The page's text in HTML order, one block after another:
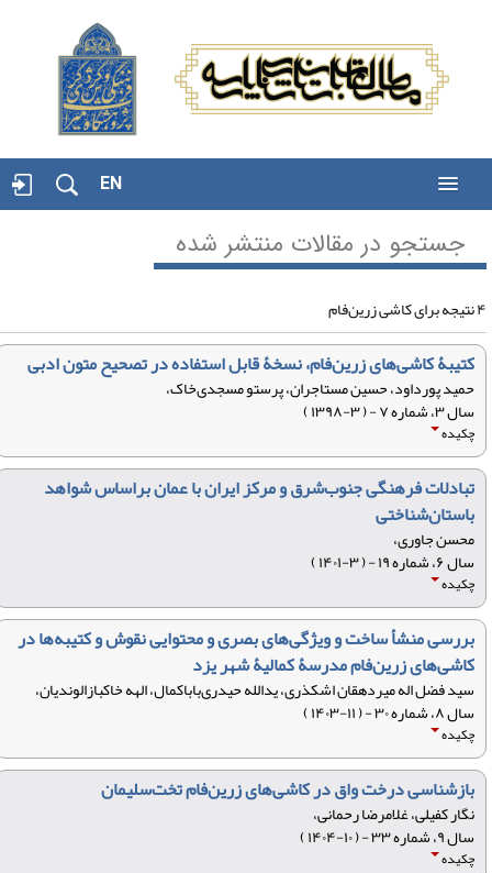
EN
جستجو در مقالات منتشر شده
کتیبۀ کاشی‌های زرین‌فام، نسخۀ‌ قابل استفاده در تصحیح متون ادبی
حمید پورداود، حسین مستاجران، پرستو مسجدی‌خاک،
سال ۳، شماره ۷ - ( ۳-۱۳۹۸ )
چکیده
تبادلات فرهنگی جنوب‌شرق و مرکز ایران با عمان براساس شواهد
باستان‌شناختی
محسن جاوری،
سال ۶، شماره ۱۹ - ( ۳-۱۴۰۱ )
چکیده
بررسی منشأ ساخت و ویژگی‌های بصری و محتوایی نقوش و کتیبه‌ها در
کاشی‌های زرین‌فام مدرسۀ کمالیۀ شهر یزد
سید فضل‎ اله میردهقان اشکذری، یدالله حیدری‌باباکمال، الهه خاکبازالوندیان،
سال ۸، شماره ۳۰ - ( ۱۱-۱۴۰۳ )
چکیده
بازشناسی درخت واق در کاشی‌های زرین‌فام تخت‌سلیمان
نگار کفیلی، غلامرضا رحمانی،
سال ۹، شماره ۳۳ - ( ۱۰-۱۴۰۴ )
چکیده